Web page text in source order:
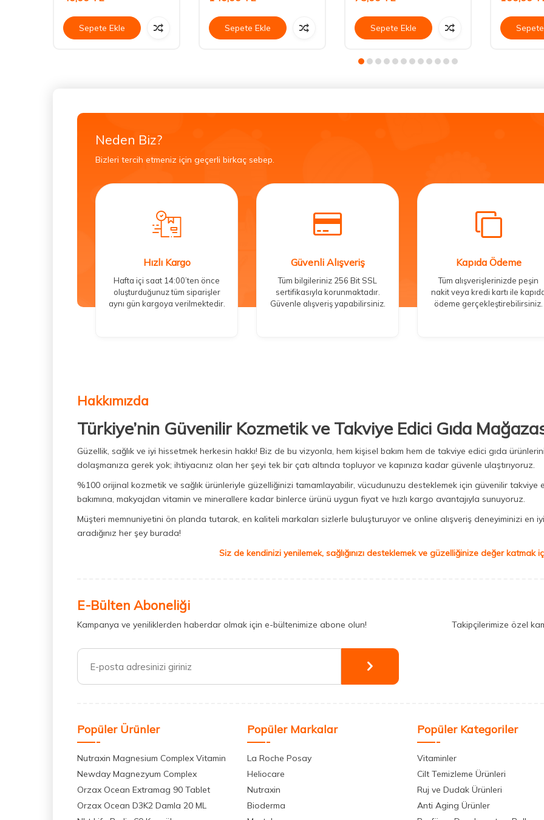
Sepete Ekle Sepete Ekle Sepete Ekle
Neden Biz?
Bizleri tercih etmeniz için geçerli birkaç sebep.
Hızlı Kargo
Hafta içi saat 14:00’ten önce
oluşturduğunuz tüm siparişler
aynı gün kargoya verilmektedir.
Güvenli Alışveriş
Tüm bilgileriniz 256 Bit SSL
sertifikasıyla korunmaktadır.
Güvenle alışveriş yapabilirsiniz.
Kapıda Ödeme
Tüm alışverişlerinizde peşin
nakit veya kredi kartı ile
ödeme gerçekleştirebilirsiniz.
Hakkımızda
Türkiye’nin Güvenilir Kozmetik ve Takviye Edici Gıda
Güzellik, sağlık ve iyi hissetmek herkesin hakkı! Biz de bu vizyonla, hem kişisel bakım hem de takviye edici gıda
dolaşmanıza gerek yok; ihtiyacınız olan her şeyi tek bir çatı altında topluyor ve kapınıza kadar güvenle ulaştırıyoruz.
%100 orijinal kozmetik ve sağlık ürünleriyle güzelliğinizi tamamlayabilir, vücudunuzu desteklemek için güvenilir takviye
bakımına, makyajdan vitamin ve minerallere kadar binlerce ürünü uygun fiyat ve hızlı kargo avantajıyla sunuyoruz.
Müşteri memnuniyetini ön planda tutarak, en kaliteli markaları sizlerle buluşturuyor ve online alışveriş deneyiminizi en
aradığınız her şey burada!
Siz de kendinizi yenilemek, sağlığınızı desteklemek ve güzelliğinize değer katmak
E-Bülten Aboneliği
Kampanya ve yeniliklerden haberdar olmak için e-bültenimize abone olun! Takipçilerimize özel
Popüler Ürünler
Nutraxin Magnesium Complex Vitamin
Newday Magnezyum Complex
Orzax Ocean Extramag 90 Tablet
Orzax Ocean D3K2 Damla 20 ML
Popüler Markalar
La Roche Posay
Heliocare
Nutraxin
Bioderma
Popüler Kategoriler
Vitaminler
Cilt Temizleme Ürünleri
Ruj ve Dudak Ürünleri
Anti Aging Ürünler